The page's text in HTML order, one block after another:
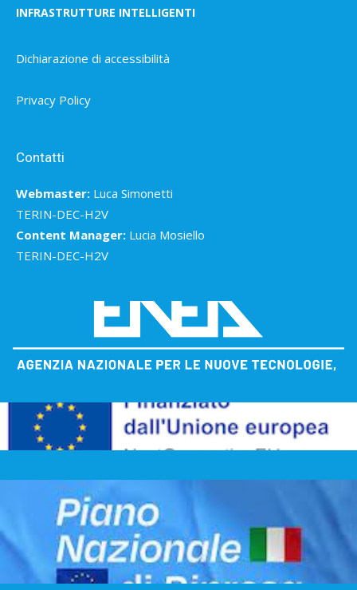
INFRASTRUTTURE INTELLIGENTI
Dichiarazione di accessibilità
Privacy Policy
Contatti
Webmaster: Luca Simonetti
TERIN-DEC-H2V
Content Manager: Lucia Mosiello
TERIN-DEC-H2V